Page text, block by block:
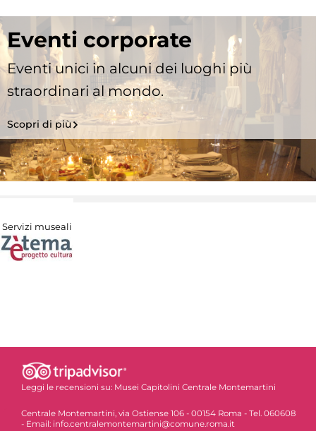
Eventi corporate
Eventi unici in alcuni dei luoghi più
straordinari al mondo.
Scopri di più
Servizi museali
Leggi le recensioni su: Musei Capitolini Centrale Montemartini
Centrale Montemartini, via Ostiense 106 - 00154 Roma - Tel. 060608
- Email: info.centralemontemartini@comune.roma.it